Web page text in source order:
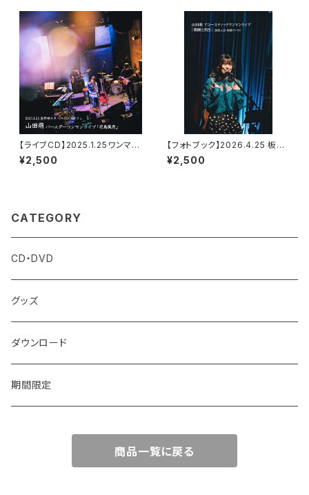
【ライブCD】2025.1.25ワンマン
ライブ
¥2,500
【フォトブック】2026.4.25 板橋
ファイト！アコースティックワンマ
ンライブ
¥2,500
CATEGORY
CD・DVD
グッズ
ダウンロード
期間限定
商品一覧に戻る